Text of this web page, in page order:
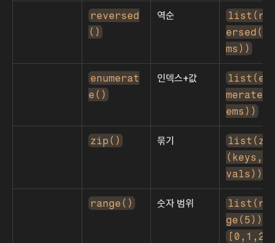
reversed
()
역순
ms))
enumerat
e()
인덱스+값
ems))
zip() 묶기
(keys,
vals))
range() 숫자 범위
ge(5))